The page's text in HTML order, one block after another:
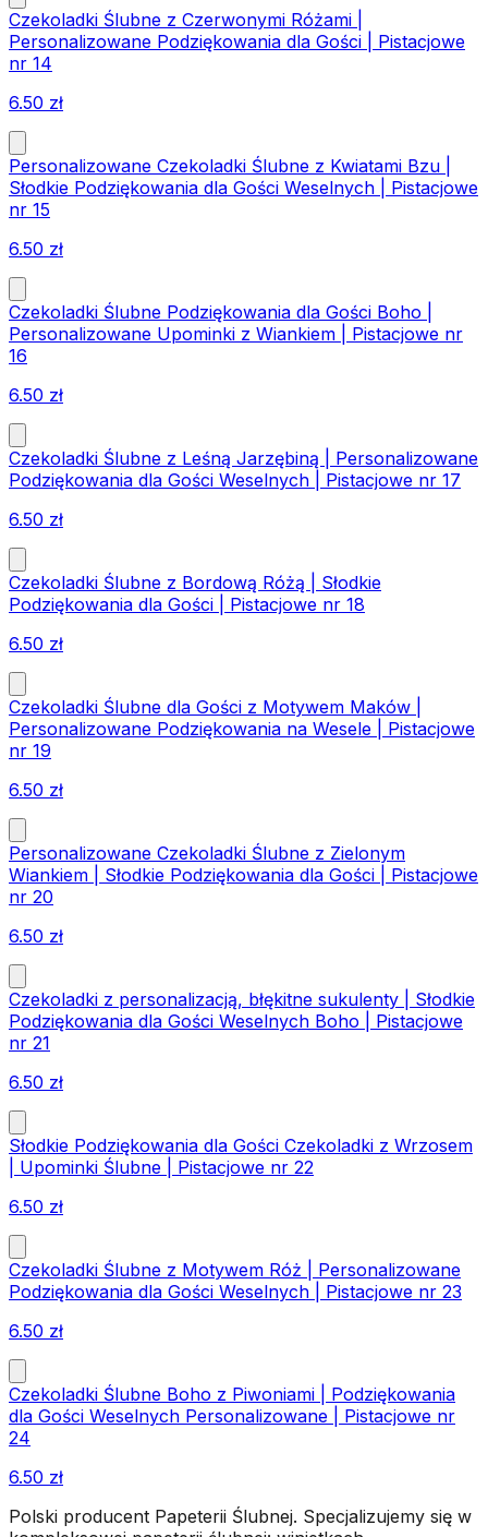
Czekoladki Ślubne z Czerwonymi Różami |
Personalizowane Podziękowania dla Gości | Pistacjowe
nr 14
6.50 zł
Personalizowane Czekoladki Ślubne z Kwiatami Bzu |
Słodkie Podziękowania dla Gości Weselnych | Pistacjowe
nr 15
6.50 zł
Czekoladki Ślubne Podziękowania dla Gości Boho |
Personalizowane Upominki z Wiankiem | Pistacjowe nr
16
6.50 zł
Czekoladki Ślubne z Leśną Jarzębiną | Personalizowane
Podziękowania dla Gości Weselnych | Pistacjowe nr 17
6.50 zł
Czekoladki Ślubne z Bordową Różą | Słodkie
Podziękowania dla Gości | Pistacjowe nr 18
6.50 zł
Czekoladki Ślubne dla Gości z Motywem Maków |
Personalizowane Podziękowania na Wesele | Pistacjowe
nr 19
6.50 zł
Personalizowane Czekoladki Ślubne z Zielonym
Wiankiem | Słodkie Podziękowania dla Gości | Pistacjowe
nr 20
6.50 zł
Czekoladki z personalizacją, błękitne sukulenty | Słodkie
Podziękowania dla Gości Weselnych Boho | Pistacjowe
nr 21
6.50 zł
Słodkie Podziękowania dla Gości Czekoladki z Wrzosem
| Upominki Ślubne | Pistacjowe nr 22
6.50 zł
Czekoladki Ślubne z Motywem Róż | Personalizowane
Podziękowania dla Gości Weselnych | Pistacjowe nr 23
6.50 zł
Czekoladki Ślubne Boho z Piwoniami | Podziękowania
dla Gości Weselnych Personalizowane | Pistacjowe nr
24
6.50 zł
Polski producent Papeterii Ślubnej. Specjalizujemy się w